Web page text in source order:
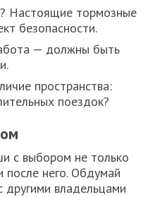
Настоящие тормозные
безопасности.
— должны быть
пространства:
поездок?
с выбором не только
после него. Обдумай
другими владельцами